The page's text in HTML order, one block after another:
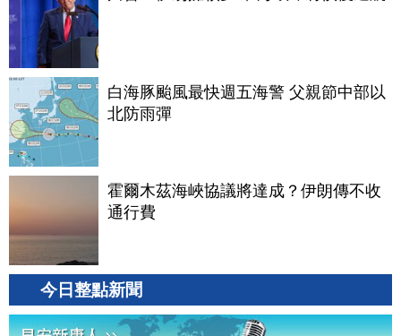
白海豚颱風最快週五海警 父親節中部以
北防雨彈
霍爾木茲海峽協議將達成？伊朗傳不收
通行費
今日整點新聞